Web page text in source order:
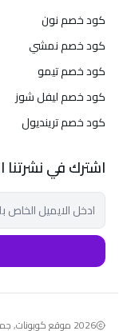
كود خصم نون
كود خصم نمشي
كود خصم تيمو
كود خصم ليفل شوز
كود خصم ترينديول
اشترك في نشرتنا
2026 موقع كوبونات,